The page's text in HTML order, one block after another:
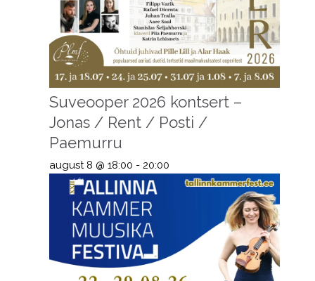
Suveooper 2026 kontsert –
Jonas / Rent / Posti /
Paemurru
august 8 @ 18:00 - 20:00